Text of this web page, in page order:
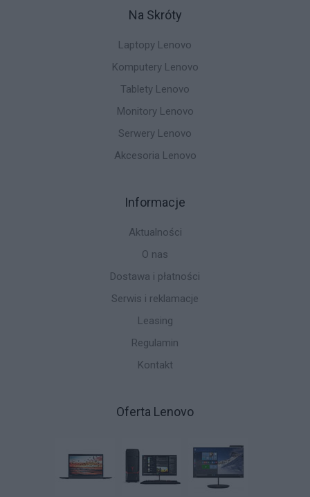
Na Skróty
Laptopy Lenovo
Komputery Lenovo
Tablety Lenovo
Monitory Lenovo
Serwery Lenovo
Akcesoria Lenovo
Informacje
Aktualności
O nas
Dostawa i płatności
Serwis i reklamacje
Leasing
Regulamin
Kontakt
Oferta Lenovo